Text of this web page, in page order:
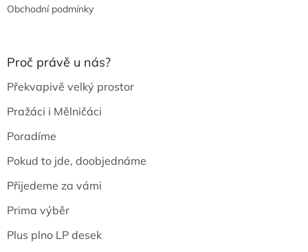
Obchodní podmínky
Proč právě u nás?
Překvapivě velký prostor
Pražáci i Mělničáci
Poradíme
Pokud to jde, doobjednáme
Přijedeme za vámi
Prima výběr
Plus plno LP desek